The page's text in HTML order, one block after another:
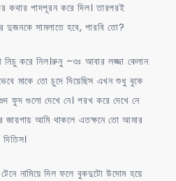
কথার পাদপূরন করে দিল। তারপরই
সামলাতে হবে, পারবি তো?
নিচু করে নিল।রুনু –ওঃ আবার লজ্জা কেলান
মাকে তো চুদে দিয়েছিস এখন শুধু বুকে
ফুদ গুলো দেখে নে। পরখ করে দেখে নে
জায়গায় আমি থাকলে এতক্ষনে তো আমার
নামিয়ে দিল ফলে বুকদুটো উদোম হয়ে